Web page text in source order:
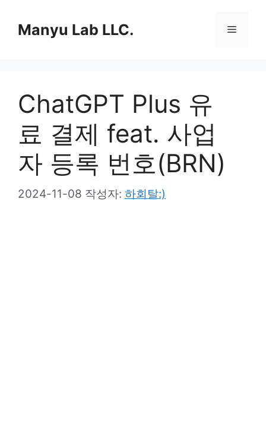
Manyu Lab LLC. 메
ChatGPT Plus 유
료 결제 feat. 사업
자 등록 번호(BRN)
2024-11-08 작성자: 하회탈:)